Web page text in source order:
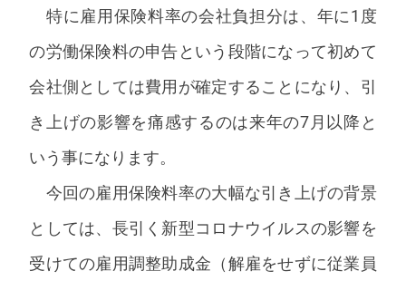
特に雇用保険料率の会社負担分は、年に1度
の労働保険料の申告という段階になって初めて
会社側としては費用が確定することになり、引
き上げの影響を痛感するのは来年の7月以降と
いう事になります。
今回の雇用保険料率の大幅な引き上げの背景
としては、長引く新型コロナウイルスの影響を
受けての雇用調整助成金（解雇をせずに従業員